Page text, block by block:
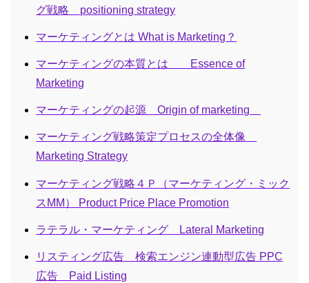
グ戦略 positioning strategy
マーケティングとは What is Marketing？
マーケティングの本質とは Essence of
Marketing
マーケティングの起源 Origin of marketing
マーケティング戦略策定プロセスの全体像
Marketing Strategy
マーケティング戦略４Ｐ（マーケティング・ミック
スMM） Product Price Place Promotion
ラテラル・マーケティング Lateral Marketing
リスティング広告 検索エンジン連動型広告 PPC
広告 Paid Listing